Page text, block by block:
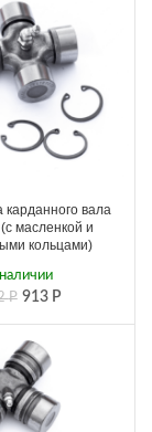
карданного вала
масленкой и
кольцами)
Р 913 Р